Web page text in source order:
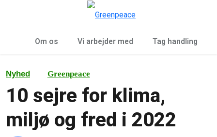
Om os Vi arbejder med Tag handling
Nyhed Greenpeace
10 sejre for klima,
miljø og fred i 2022